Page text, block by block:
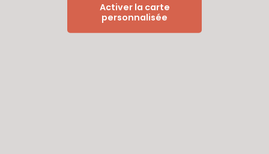
Activer la carte
personnalisée